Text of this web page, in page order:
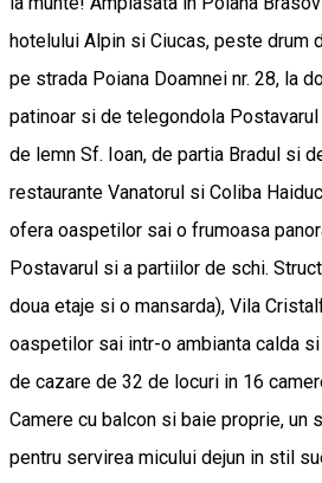
hotelului Alpin si Ciucas, peste drum
pe strada Poiana Doamnei nr. 28, la
patinoar si de telegondola
de lemn Sf. Ioan, de partia Bradul si
restaurante Vanatorul si Coliba
ofera oaspetilor sai o frumoasa
Postavarul si a partiilor de schi.
doua etaje si o mansarda), Vila
oaspetilor sai intr-o ambianta calda
de cazare de 32 de locuri in 16
Camere cu balcon si baie proprie, un
pentru servirea micului dejun in stil